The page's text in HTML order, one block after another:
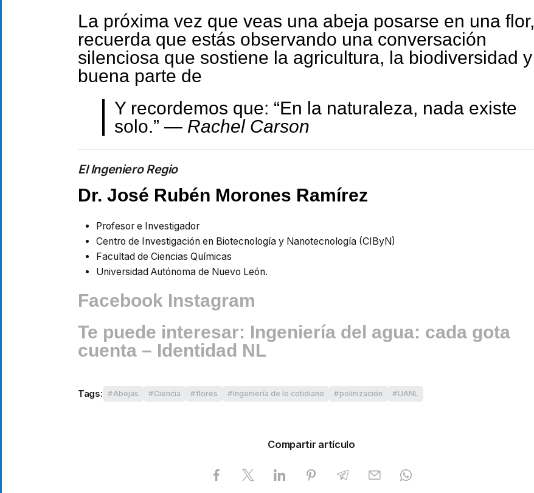
La próxima vez que veas una abeja posarse en una flor,
recuerda que estás observando una conversación
silenciosa que sostiene la agricultura, la biodiversidad y
buena parte de
Y recordemos que: “En la naturaleza, nada existe
solo.” — Rachel Carson
El Ingeniero Regio
Dr. José Rubén Morones Ramírez
Profesor e Investigador
Centro de Investigación en Biotecnología y Nanotecnología (CIByN)
Facultad de Ciencias Químicas
Universidad Autónoma de Nuevo León.
Facebook Instagram
Te puede interesar: Ingeniería del agua: cada gota
cuenta – Identidad NL
Tags: Abejas Ciencia flores Ingeniería de lo cotidiano polinización UANL
Compartir artículo